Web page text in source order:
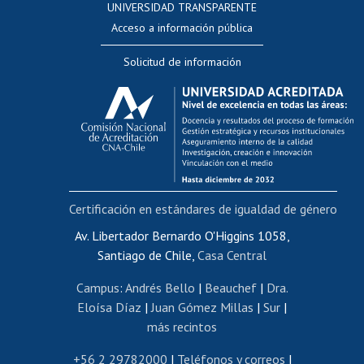
Evaluación docente
Calificación académica
Postulación al AUCAI
Funcionarias/os
Cursos internos de capacitación
Bienestar del personal
Portal de movilidad interna
Certificado de renta
Certificado de renta honorarios
Editar páginas blancas
Extranjeras/os
Revalidación y reconocimiento de títulos
UNIVERSIDAD TRANSPARENTE
Acceso a información pública
Solicitud de información
Av. Libertador Bernardo O'Higgins 1058,
Santiago de Chile, Casa Central
Campus: Andrés Bello | Beauchef| Dra.
Eloísa Díaz |Juan Gómez Millas | Sur |
más recintos
+56 2 29782000 | Teléfonos y correos |
Certificación en estándares de igualdad de género